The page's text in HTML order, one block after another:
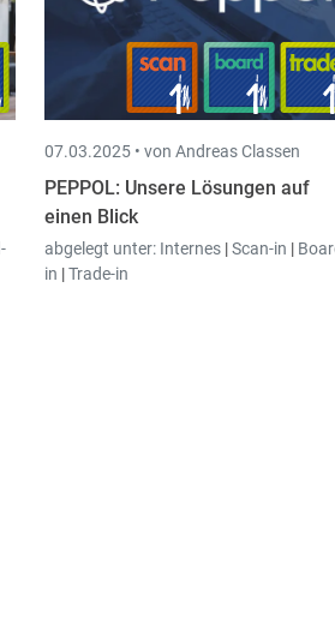
07.03.2025 • von Andreas Classen
PEPPOL: Unsere Lösungen auf
einen Blick
abgelegt unter: Internes |Scan-in |
in |Trade-in